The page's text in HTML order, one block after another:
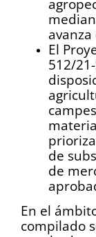
El
512/
de
de
En el
compilado